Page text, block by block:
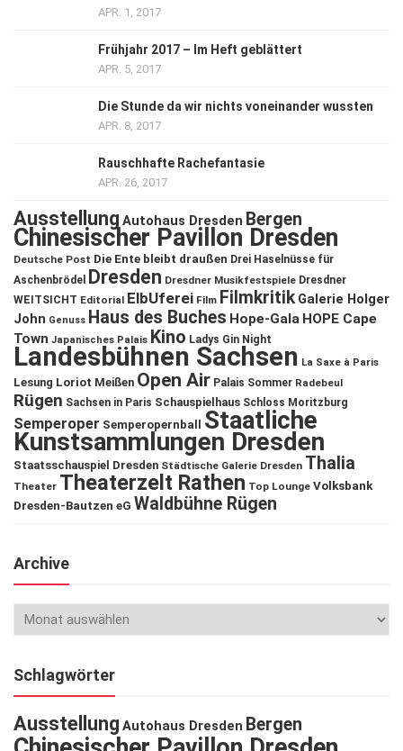
APR. 1, 2017
Frühjahr 2017 – Im Heft geblättert
APR. 5, 2017
Die Stunde da wir nichts voneinander wussten
APR. 8, 2017
Rauschhafte Rachefantasie
APR. 26, 2017
Ausstellung Autohaus Dresden Bergen
Chinesischer Pavillon Dresden
Deutsche Post Die Ente bleibt draußen Drei Haselnüsse für
Aschenbrödel
Dresden Dresdner Musikfestspiele Dresdner
WEITSICHT Editorial ElbUferei Film Filmkritik Galerie Holger
John Genuss Haus des Buches Hope-Gala HOPE Cape
Town Japanisches Palais Kino Ladys Gin Night
Landesbühnen Sachsen La Saxe à Paris
Lesung Loriot Meißen Open Air Palais Sommer Radebeul
Rügen Sachsen in Paris Schauspielhaus Schloss Moritzburg
Semperoper Semperopernball Staatliche
Kunstsammlungen Dresden
Staatsschauspiel Dresden Städtische Galerie Dresden Thalia
Theater Theaterzelt Rathen Top Lounge Volksbank
Dresden-Bautzen eG Waldbühne Rügen
Archive
Schlagwörter
Ausstellung Autohaus Dresden Bergen